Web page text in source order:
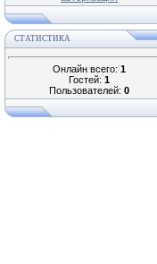
СТАТИСТИКА
Онлайн всего: 1
Гостей: 1
Пользователей: 0